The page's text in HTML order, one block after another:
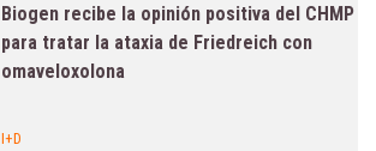
Biogen recibe la opinión positiva del CHMP
para tratar la ataxia de Friedreich con
omaveloxolona
I+D